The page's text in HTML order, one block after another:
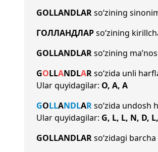
GOLLANDLARso‘zining
ГОЛЛАНДЛАРso‘zining
GOLLANDLARso‘zining
GOLLANDLARso‘zida unli
Ular quyidagilar: O, A, A
GOLLANDLARso‘zida undosh
Ular quyidagilar: G, L, L, N, D,
GOLLANDLARso‘zidagi